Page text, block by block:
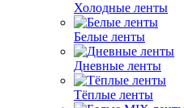
Холодные ленты
Белые ленты
Дневные ленты
Тёплые ленты